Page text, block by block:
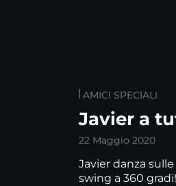
AMICI SPECIALI
Javier a
22 Maggio 2020
Javier danza
swing a 360 gradi!